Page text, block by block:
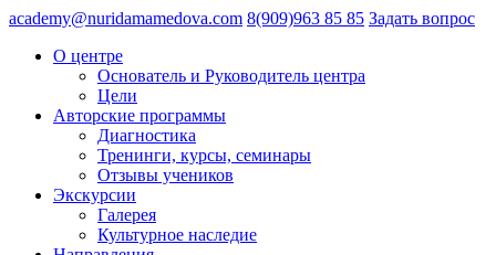
academy@nuridamamedova.com 8(909)963 85 85 Задать вопрос
О центре
Основатель и Руководитель центра
Цели
Авторские программы
Диагностика
Тренинги, курсы, семинары
Отзывы учеников
Экскурсии
Галерея
Культурное наследие